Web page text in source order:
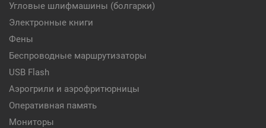
Угловые шлифмашины (болгарки)
Электронные книги
Фены
Беспроводные маршрутизаторы
USB Flash
Аэрогрили и аэрофритюрницы
Оперативная память
Мониторы